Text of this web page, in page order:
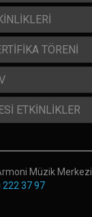
TÖRENİ
ETKİNLİKLER
Müzik Merkezi
222 37 97